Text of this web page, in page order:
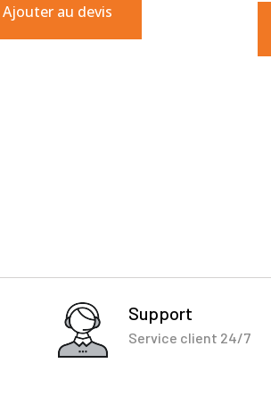
Ajouter au devis
Support
Service client 24/7